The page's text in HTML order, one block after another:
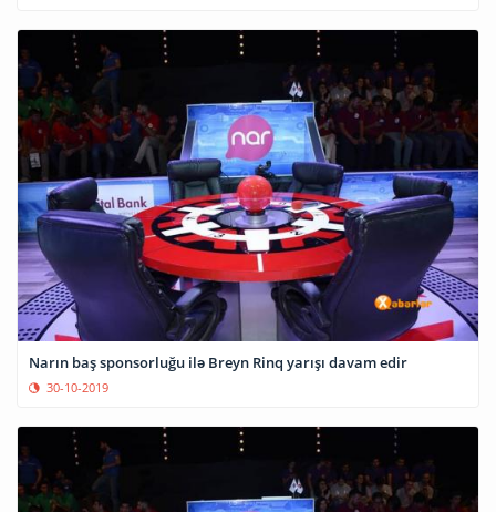
Narın baş sponsorluğu ilə Breyn Rinq yarışı davam edir
30-10-2019